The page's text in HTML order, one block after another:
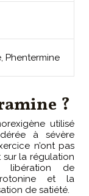
Phentermine
?
utilisé
à sévère
n’ont pas
sur la régulation
de
et la
de satiété.